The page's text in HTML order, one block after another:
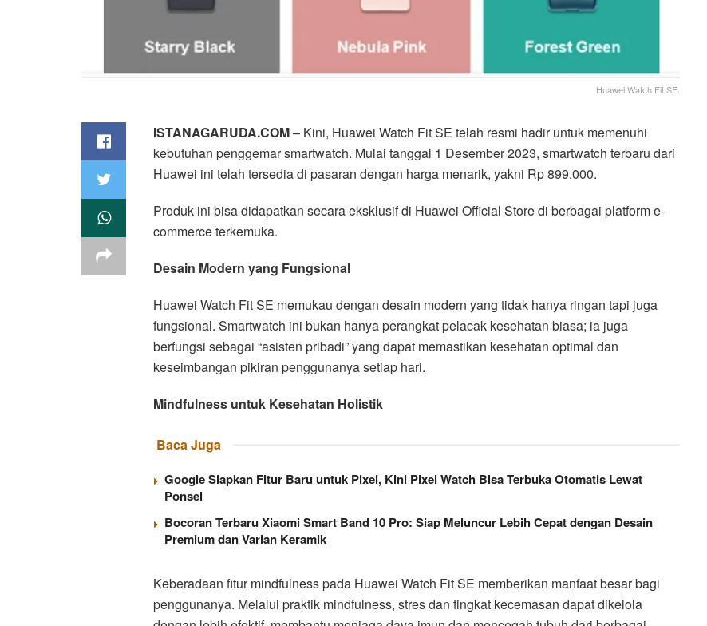
Huawei Watch Fit SE.
ISTANAGARUDA.COM– Kini, Huawei Watch Fit SE telah resmi hadir untuk memenuhi
kebutuhan penggemar smartwatch. Mulai tanggal 1 Desember 2023, smartwatch terbaru dari
Huawei ini telah tersedia di pasaran dengan harga menarik, yakni Rp 899.000.
Produk ini bisa didapatkan secara eksklusif di Huawei Official Store di berbagai platform e-
commerce terkemuka.
Desain Modern yang Fungsional
Huawei Watch Fit SE memukau dengan desain modern yang tidak hanya ringan tapi juga
fungsional. Smartwatch ini bukan hanya perangkat pelacak kesehatan biasa; ia juga
berfungsi sebagai “asisten pribadi” yang dapat memastikan kesehatan optimal dan
keseimbangan pikiran penggunanya setiap hari.
Mindfulness untuk Kesehatan Holistik
Baca Juga
Google Siapkan Fitur Baru untuk Pixel, Kini Pixel Watch Bisa Terbuka Otomatis Lewat
Ponsel
Bocoran Terbaru Xiaomi Smart Band 10 Pro: Siap Meluncur Lebih Cepat dengan Desain
Premium dan Varian Keramik
Keberadaan fitur mindfulness pada Huawei Watch Fit SE memberikan manfaat besar bagi
penggunanya. Melalui praktik mindfulness, stres dan tingkat kecemasan dapat dikelola